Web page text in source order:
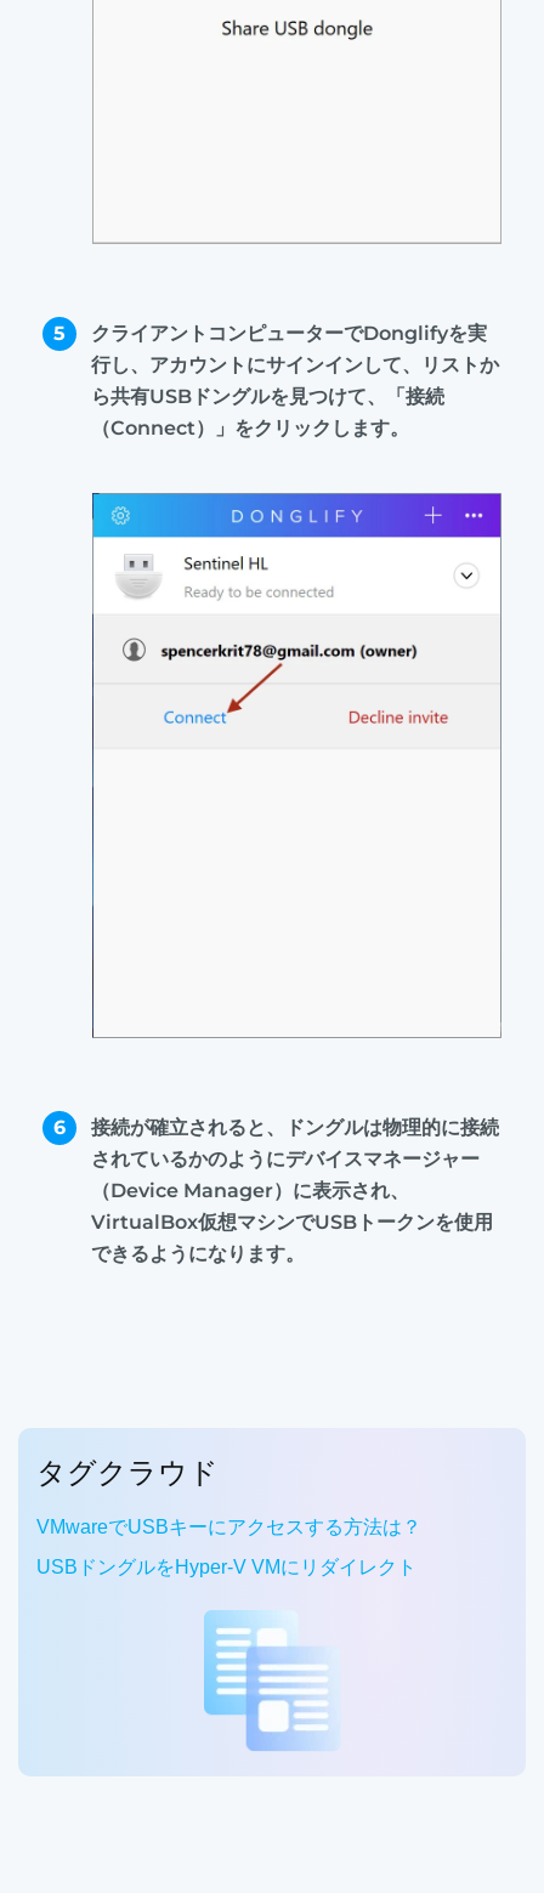
5
クライアントコンピューターでDonglifyを実
行し、アカウントにサインインして、リストか
ら共有USBドングルを見つけて、「接続
（Connect）」をクリックします。
6
接続が確立されると、ドングルは物理的に接続
されているかのようにデバイスマネージャー
（Device Manager）に表示され、
VirtualBox仮想マシンでUSBトークンを使用
できるようになります。
タグクラウド
VMwareでUSBキーにアクセスする方法は？
USBドングルをHyper-V VMにリダイレクト